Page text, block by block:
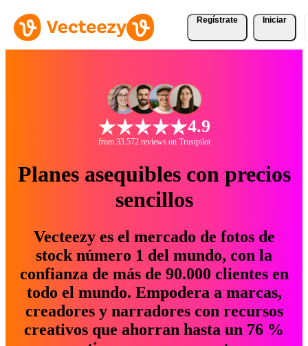
Regístrate Iniciar
4.9
from 33.572 reviews on Trustpilot
Planes asequibles con precios
sencillos
Vecteezy es el mercado de fotos de
stock número 1 del mundo, con la
confianza de más de 90.000 clientes en
todo el mundo. Empodera a marcas,
creadores y narradores con recursos
creativos que ahorran hasta un 76 %